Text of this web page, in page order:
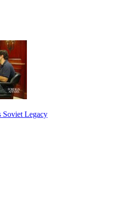
Soviet Legacy